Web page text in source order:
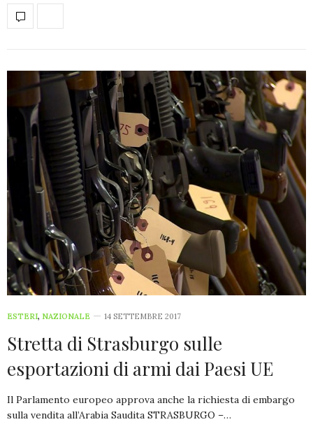
ESTERI, NAZIONALE 14 SETTEMBRE 2017
Stretta di Strasburgo sulle
esportazioni di armi dai Paesi UE
Il Parlamento europeo approva anche la richiesta di embargo
sulla vendita all’Arabia Saudita STRASBURGO –…